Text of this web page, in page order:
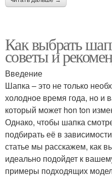
Как выбрать
советы и
Введение
Шапка – это не только
холодное время года, но и
который может hon ton
Однако, чтобы шапка
подбирать её в
статье мы расскажем, как
идеально подойдет к
примеры подходящих